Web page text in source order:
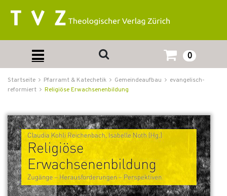
0
Startseite Pfarramt & Katechetik Gemeindeaufbau
evangelisch-
reformiert
Religiöse Erwachsenenbildung